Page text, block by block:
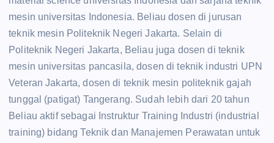
mesin universitas Indonesia. Beliau dosen di jurusan
teknik mesin Politeknik Negeri Jakarta. Selain di
Politeknik Negeri Jakarta, Beliau juga dosen di teknik
mesin universitas pancasila, dosen di teknik industri UPN
Veteran Jakarta, dosen di teknik mesin politeknik gajah
tunggal (patigat) Tangerang. Sudah lebih dari 20 tahun
Beliau aktif sebagai Instruktur Training Industri (industrial
training) bidang Teknik dan Manajemen Perawatan untuk